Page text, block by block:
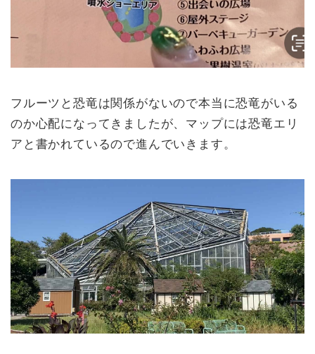
フルーツと恐竜は関係がないので本当に恐竜がいる
のか心配になってきましたが、マップには恐竜エリ
アと書かれているので進んでいきます。